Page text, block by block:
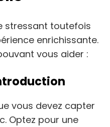
stressant toutefois
enrichissante.
vous aider :
vous devez capter
Optez pour une